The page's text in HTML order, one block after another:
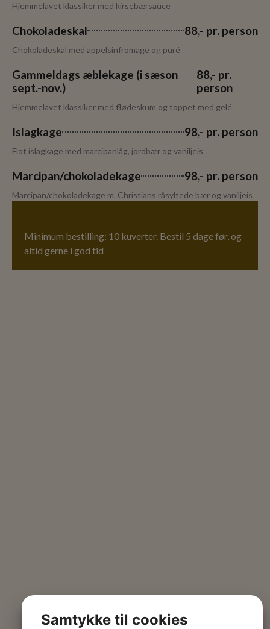
Hjemmelavet klassiker med kirsebærsauce
Chokoladeskal 88,- pr. person
Chokoladeskal med appelsinfromage og puré
Gammeldags æblekage (i sæson
sept.-nov.)
88,- pr.
person
Hjemmelavet klassiker med flødeskum og toppet med gelé
Islagkage 98,- pr. person
Flot islagkage med marcipanlåg, jordbær og vaniljeis
Marcipan/chokoladekage 98,- pr. person
Marcipan/chokoladekage m. Christians råsyltede bær og vaniljeis
Minimum bestilling: 10 kuverter. Bestil 5 dage før, og
altid gerne i god tid
Samtykke til cookies